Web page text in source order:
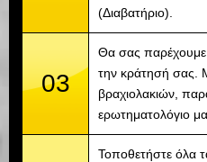
(Διαβατήριο).
03
Θα σας παρέχουμε
την κράτησή σας.
βραχιολακιών,
ερωτηματολόγιο
Τοποθετήστε όλα